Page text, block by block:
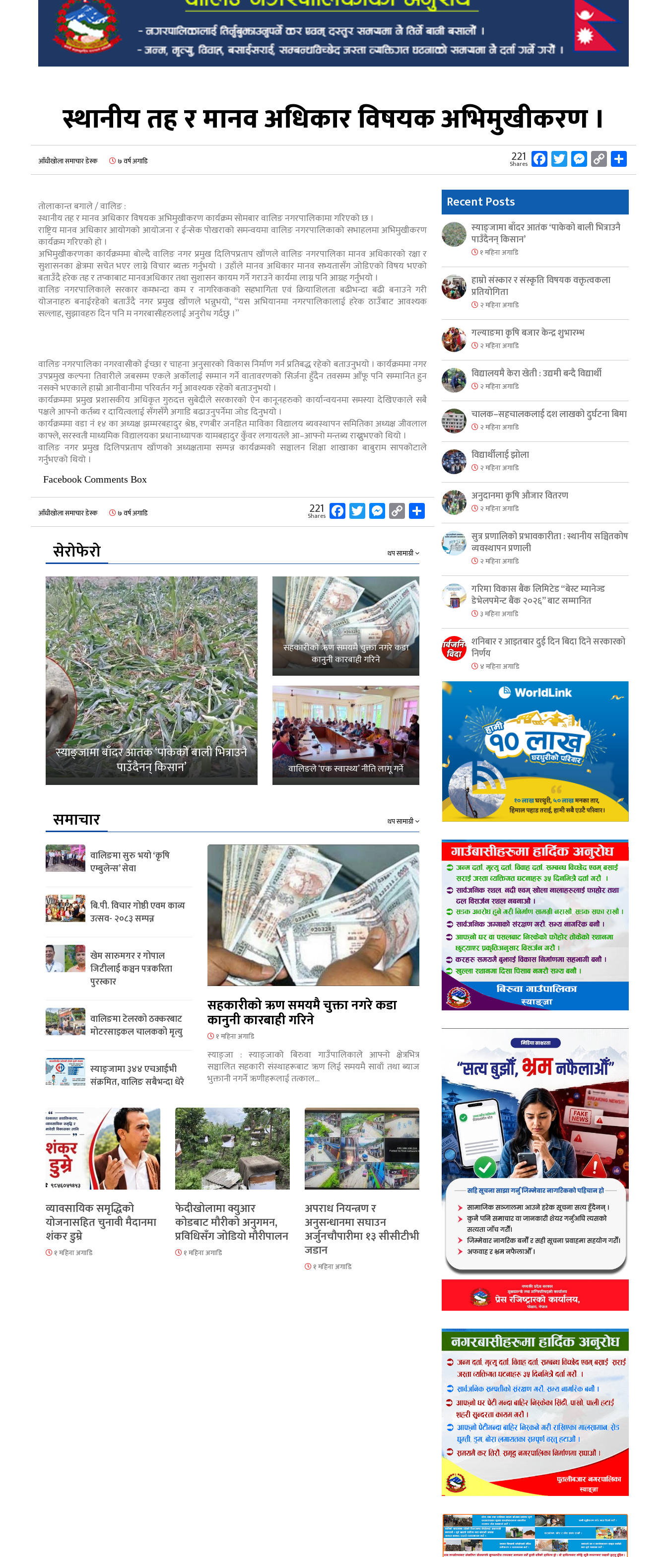
स्थानीय तह र मानव अधिकार विषयक अभिमुखीकरण ।
आँधीखोला समाचार डेस्क ७ वर्ष अगाडि 221
Shares Facebook
Twitter
Messenger
Copy
Link
तोलाकान्त बगाले / वालिङ :
स्थानीय तह र मानव अधिकार विषयक अभिमुखीकरण कार्यक्रम सोमबार वालिङ नगरपालिकामा गरिएको छ ।
राष्ट्रिय मानव अधिकार आयोगको आयोजना र ईन्सेक पोखराको समन्वयमा वालिङ नगरपालिकाको सभाहलमा अभिमुखीकरण
कार्यक्रम गरिएको हो ।
अभिमुखीकरणका कार्यक्रममा बोल्दै वालिङ नगर प्रमुख दिलिपप्रताप खाँणले वालिङ नगरपालिका मानव अधिकारको रक्षा र
सुशासनका क्षेत्रमा सचेत भएर लाग्ने विचार ब्यक्त गर्नुभयो । उहाँले मानव अधिकार मानव सभ्यतासँग जोडिएको विषय भएको
बताउँदै हरेक तह र तप्काबाट मानवअधिकार तथा सुशासन कायम गर्ने गराउने कार्यमा लाग्न पनि आग्रह गर्नुभयो ।
वालिङ नगरपालिकाले सरकार कमभन्दा कम र नागरिककको सहभागिता एवं क्रियाशिलता बढीभन्दा बढी बनाउने गरी
योजनाहरु बनाईरहेको बताउँदै नगर प्रमुख खाँणले भन्नुभयो, “यस अभियानमा नगरपालिकालाई हरेक ठाउँबाट आवश्यक
सल्लाह, सुझावहरु दिन पनि म नगरबासीहरुलाई अनुरोध गर्दछु ।”
वालिङ नगरपालिका नगरवासीको ईच्छा र चाहना अनुसारको विकास निर्माण गर्न प्रतिबद्ध रहेको बताउनुभयो । कार्यक्रममा नगर
उपप्रमुख कल्पना तिवारीले जबसम्म एकले अर्कोलाई सम्मान गर्ने वातावरणको सिर्जना हुँदैन तवसम्म आँफू पनि सम्मानित हुन
नसक्ने भएकाले हाम्रो आनीवानीमा परिवर्तन गर्नु आवश्यक रहेको बताउनुभयो ।
कार्यक्रममा प्रमुख प्रशासकीय अधिकृत गुरुदत्त सुबेदीले सरकारको ऐन कानूनहरुको कार्यान्वयनमा समस्या देखिएकाले सबै
पक्षले आफ्नो कर्तब्य र दायित्वलाई सँगसँगै अगाडि बढाउनुपर्नेमा जोड दिनुभयो ।
कार्यक्रममा वडा नंं १४ का अध्यक्ष झम्मरबहादुर श्रेष्ठ, रणबीर जनहित माविका विद्यालय ब्यवस्थापन समितिका अध्यक्ष जीवलाल
काफ्ले, सरस्वती माध्यमिक विद्यालयका प्रधानाध्यापक यामबहादुर कुँवर लगायतले आ–आफ्नो मन्तब्य राख्नुभएको थियो ।
वालिङ नगर प्रमुख दिलिपप्रताप खाँणको अध्यक्षतामा सम्पन्न कार्यक्रमको सञ्चालन शिक्षा शाखाका बाबुराम सापकोटाले
गर्नुभएको थियो ।
Facebook Comments Box
आँधीखोला समाचार डेस्क ७ वर्ष अगाडि 221
Shares Facebook
Twitter
Messenger
Copy
Link
Share
सेरोफेरो
थप सामाग्री
स्याङ्जामा बाँदर आतंक ‘पाकेको बाली भित्राउनै
पाउँदैनन् किसान’
सहकारीको ऋण समयमै चुक्ता नगरे कडा
कानुनी कारबाही गरिने
वालिङले ‘एक स्वास्थ्य’ नीति लागू गर्ने
समाचार थप सामाग्री
वालिङमा सुरु भयो ‘कृषि
एम्बुलेन्स’ सेवा
बि.पी. विचार गोष्ठी एवम काव्य
उत्सव- २०८३ सम्पन्न
खेम सारुमगर र गोपाल
जिटीलाई कञ्चन पत्रकरिता
पुरस्कार
वालिङमा टेलरको ठक्करबाट
मोटरसाइकल चालकको मृत्यु
स्याङ्जामा ३४४ एचआईभी
संक्रमित, वालिङ सबैभन्दा धेरै
सहकारीको ऋण समयमै चुक्ता नगरे कडा
कानुनी कारबाही गरिने
१ महिना अगाडि
स्याङ्जा : स्याङ्जाको बिरुवा गाउँपालिकाले आफ्नो क्षेत्रभित्र
सञ्चालित सहकारी संस्थाहरूबाट ऋण लिई समयमै सावाँ तथा ब्याज
भुक्तानी नगर्ने ऋणीहरूलाई तत्काल…
व्यावसायिक समृद्धिको
योजनासहित चुनावी मैदानमा
शंकर डुम्रे
१ महिना अगाडि
फेदीखोलामा क्युआर
कोडबाट मौरीको अनुगमन,
प्रविधिसँग जोडियो मौरीपालन
१ महिना अगाडि
अपराध नियन्त्रण र
अनुसन्धानमा सघाउन
अर्जुनचौपारीमा १३ सीसीटीभी
जडान
१ महिना अगाडि
Recent Posts
स्याङ्जामा बाँदर आतंक ‘पाकेको बाली भित्राउनै
पाउँदैनन् किसान’
१ महिना अगाडि
हाम्रो संस्कार र संस्कृति विषयक वक्तृत्वकला
प्रतियोगिता
२ महिना अगाडि
गल्याङमा कृषि बजार केन्द्र शुभारम्भ
२ महिना अगाडि
विद्यालयमै केरा खेती : उद्यमी बन्दै विद्यार्थी
२ महिना अगाडि
चालक–सहचालकलाई दश लाखको दुर्घटना बिमा
२ महिना अगाडि
विद्यार्थीलाई झोला
२ महिना अगाडि
अनुदानमा कृषि औजार वितरण
२ महिना अगाडि
सुत्र प्रणालिको प्रभावकारीता : स्थानीय सञ्चितकोष
व्यवस्थापन प्रणाली
२ महिना अगाडि
गरिमा विकास बैंक लिमिटेड “बेस्ट म्यानेज्ड
डेभेलपमेन्ट बैंक २०२६” बाट सम्मानित
३ महिना अगाडि
शनिबार र आइतबार दुई दिन बिदा दिने सरकारको
निर्णय
४ महिना अगाडि